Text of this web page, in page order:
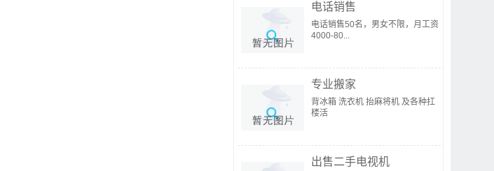
电话销售
电话销售50名，男女不限，月工资
4000-80...
专业搬家
背冰箱 洗衣机 抬麻将机 及各种扛
楼活
出售二手电视机